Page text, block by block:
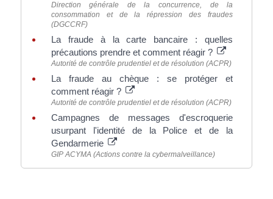
Direction générale de la concurrence, de la
consommation et de la répression des fraudes
(DGCCRF)
La fraude à la carte bancaire : quelles
précautions prendre et comment réagir ?
Autorité de contrôle prudentiel et de résolution (ACPR)
La fraude au chèque : se protéger et
comment réagir ?
Autorité de contrôle prudentiel et de résolution (ACPR)
Campagnes de messages d'escroquerie
usurpant l'identité de la Police et de la
Gendarmerie
GIP ACYMA (Actions contre la cybermalveillance)